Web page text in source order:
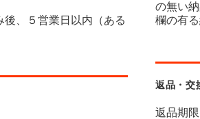
、５営業日以内（ある
の無い
欄の有
返品・交
返品期